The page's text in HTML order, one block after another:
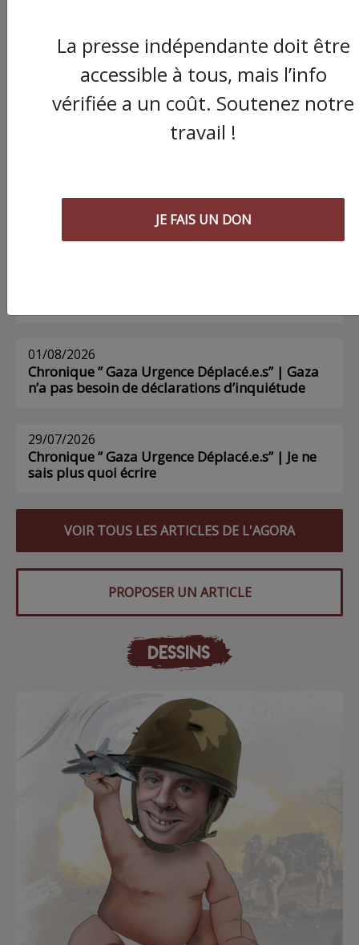
Commander le dernier numéro papier du
Poing !
Voir tous les numéros papier
AGORA
01/08/2026
Chronique ” Gaza Urgence Déplacé.e.s” | Gaza
n’a pas besoin de déclarations d’inquiétude
29/07/2026
Chronique ” Gaza Urgence Déplacé.e.s” | Je ne
sais plus quoi écrire
VOIR TOUS LES ARTICLES DE L'AGORA
PROPOSER UN ARTICLE
DESSINS
La presse indépendante doit être
accessible à tous, mais l’info
vérifiée a un coût. Soutenez notre
travail !
JE FAIS UN DON